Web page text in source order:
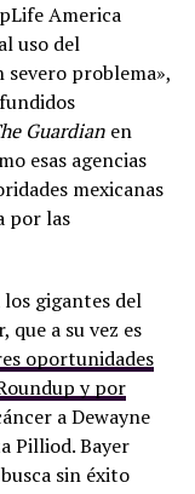
America
uso del
problema»,
Guardianen
esas agencias
mexicanas
por las
gigantes del
a su vez es
oportunidades
y por
a Dewayne
Pilliod. Bayer
sin éxito